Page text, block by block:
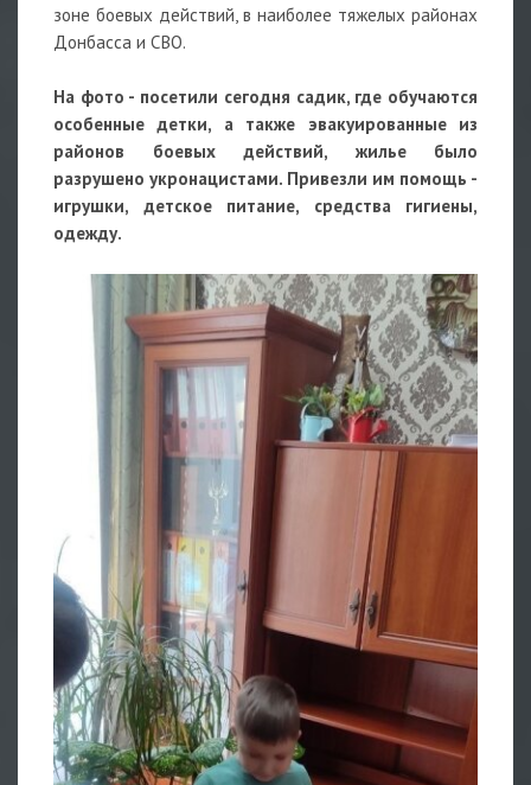
зоне боевых действий, в наиболее тяжелых районах
Донбасса и СВО.
На фото - посетили сегодня садик, где обучаются
особенные детки, а также эвакуированные из
районов боевых действий, жилье было
разрушено укронацистами. Привезли им помощь -
игрушки, детское питание, средства гигиены,
одежду.